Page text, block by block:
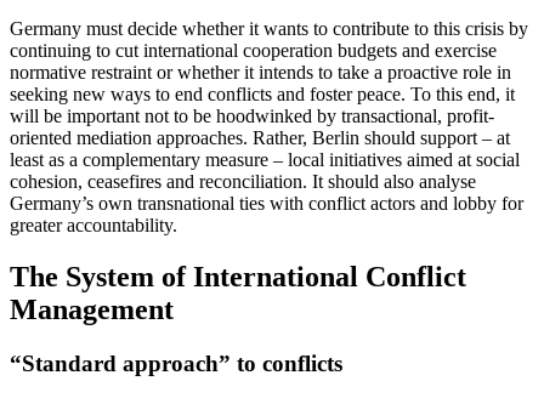
Germany must decide whether it wants to contribute to this crisis by
continuing to cut international cooperation budgets and exercise
normative restraint or whether it intends to take a proactive role in
seek­ing new ways to end conflicts and foster peace. To this end, it
will be important not to be hoodwinked by transactional, profit-
oriented mediation approaches. Rather, Berlin should support – at
least as a comple­mentary measure – local initiatives aimed at social
cohesion, ceasefires and reconciliation. It should also analyse
Germany’s own transnational ties with conflict actors and lobby for
greater accountability.
The System of International Conflict
Management
“Standard approach” to conflicts